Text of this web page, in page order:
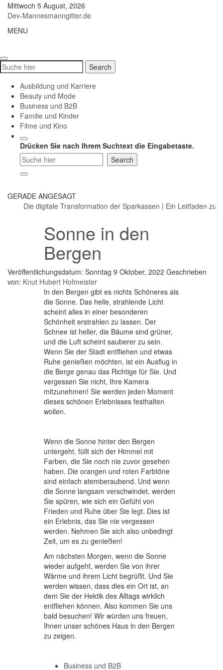
SkipMittwoch 5 August, 2026
Dev-Mannesmanngitter.de
MENU
Search
for:
Search
Ausbildung und Karriere
Beauty und Mode
Business und B2B
Familie und Kinder
Filme und Kino
Drücken Sie nach Ihrem Suchtext die Eingabetaste.
GERADE ANGESAGT
Die digitale Transformation der Sparkassen| Ein Leitfaden zu
Sonne in den
Bergen
Veröffentlichungsdatum: Sonntag 9 Oktober, 2022 Geschrieben
von: Knut Hubert Hofmeister
In den Bergen gibt es nichts Schöneres als
die Sonne. Das helle, strahlende Licht
scheint alles in einer besonderen
Schönheit erstrahlen zu lassen. Der
Schnee ist heller, die Bäume sind grüner,
und die Luft scheint sauberer zu sein.
Wenn Sie der Stadt entfliehen und etwas
Ruhe genießen möchten, ist ein Ausflug in
die Berge genau das Richtige für Sie. Und
vergessen Sie nicht, Ihre Kamera
mitzunehmen! Sie werden jeden Moment
dieses schönen Erlebnisses festhalten
wollen.
Wenn die Sonne hinter den Bergen
untergeht, füllt sich der Himmel mit
Farben, die Sie noch nie zuvor gesehen
haben. Die orangen und roten Farbtöne
sind einfach atemberaubend. Und wenn
die Sonne langsam verschwindet, werden
Sie spüren, wie sich ein Gefühl von
Frieden und Ruhe über Sie legt. Dies ist
ein Erlebnis, das Sie nie vergessen
werden. Nehmen Sie sich also unbedingt
Zeit, um es zu genießen!
Am nächsten Morgen, wenn die Sonne
wieder aufgeht, werden Sie von ihrer
Wärme und ihrem Licht begrüßt. Und Sie
werden wissen, dass dies ein Ort ist, an
dem Sie der Hektik des Alltags wirklich
entfliehen können. Also kommen Sie uns
bald besuchen! Wir würden uns freuen,
Ihnen unser schönes Haus in den Bergen
zu zeigen.
Business und B2B